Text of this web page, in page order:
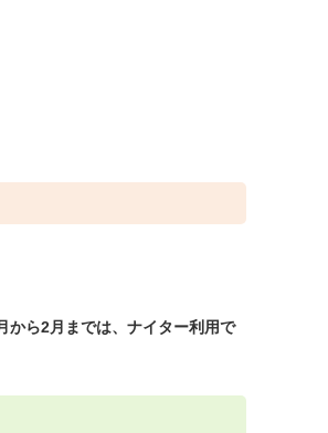
から2月までは、ナイター利用で